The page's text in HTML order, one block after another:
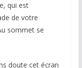
qui est
de votre
sommet se
doute cet écran